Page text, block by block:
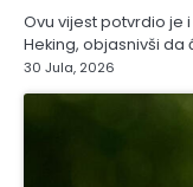
Ovu vijest potvrdio je
Heking, objasnivši
30 Jula, 2026